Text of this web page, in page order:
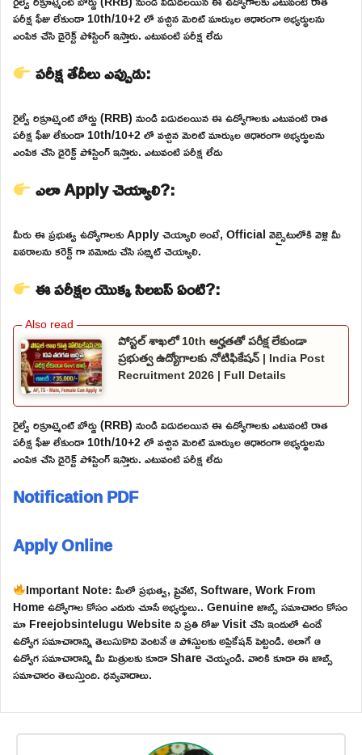
పరీక్ష ఫీజు లేకుండా 10th/10+2 లో వచ్చిన మెరిట్ మార్కుల ఆధారంగా అభ్యర్థులను
ఎంపిక చేసి డైరెక్ట్ పోస్టింగ్ ఇస్తారు. ఎటువంటి పరీక్ష లేదు
పరీక్ష తేదీలు ఎప్పుడు:
రైల్వే రిక్రూట్మెంట్ బోర్డు (RRB) నుండి విడుదలయిన ఈ ఉద్యోగాలకు ఎటువంటి రాత
పరీక్ష ఫీజు లేకుండా 10th/10+2 లో వచ్చిన మెరిట్ మార్కుల ఆధారంగా అభ్యర్థులను
ఎంపిక చేసి డైరెక్ట్ పోస్టింగ్ ఇస్తారు. ఎటువంటి పరీక్ష లేదు
ఎలా Apply చెయ్యాలి?:
మీరు ఈ ప్రభుత్వ ఉద్యోగాలకు Apply చెయ్యాలి అంటే, Official వెబ్సైటులోకి వెళ్లి మీ
వివరాలను కరెక్ట్ గా నమోదు చేసి సబ్మిట్ చెయ్యాలి.
ఈ పరీక్షల యొక్క సిలబస్ ఏంటి?:
పోస్టల్ శాఖలో 10th అర్హతతో పరీక్ష లేకుండా
ప్రభుత్వ ఉద్యోగాలకు నోటిఫికేషన్ | India Post
Recruitment 2026 | Full Details
రైల్వే రిక్రూట్మెంట్ బోర్డు (RRB) నుండి విడుదలయిన ఈ ఉద్యోగాలకు ఎటువంటి రాత
పరీక్ష ఫీజు లేకుండా 10th/10+2 లో వచ్చిన మెరిట్ మార్కుల ఆధారంగా అభ్యర్థులను
ఎంపిక చేసి డైరెక్ట్ పోస్టింగ్ ఇస్తారు. ఎటువంటి పరీక్ష లేదు
Notification PDF
Apply Online
Important Note: మీలో ప్రభుత్వ, ప్రైవేట్, Software, Work From
Home ఉద్యోగాల కోసం ఎదురు చూసే అభ్యర్థులు.. Genuine జాబ్స్ సమాచారం కోసం
మా Freejobsintelugu Website ని ప్రతి రోజు Visit చేసి ఇందులో ఉండే
ఉద్యోగ సమాచారాన్ని తెలుసుకొని వెంటనే ఆ పోస్టులకు అప్లికేషన్ పెట్టండి. అలాగే ఆ
ఉద్యోగ సమాచారాన్ని మీ మిత్రులకు కూడా Share చెయ్యండి. వారికి కూడా ఈ జాబ్స్
సమాచారం తెలుస్తుంది. ధన్యవాదాలు.